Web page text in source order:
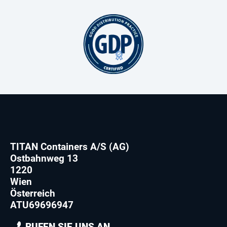
TITAN Containers A/S (AG)
Ostbahnweg 13
1220
Wien
Österreich
ATU69696947